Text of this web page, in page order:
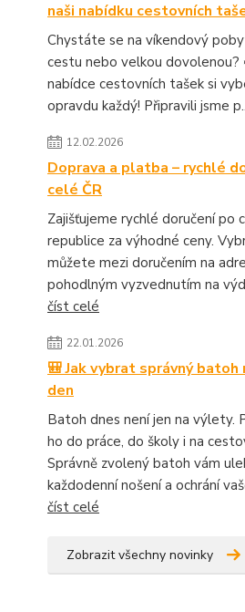
naši nabídku cestovních
Chystáte se na víkendový
cestu nebo velkou
nabídce cestovních tašek si
opravdu každý! Připravili jsme
12.02.2026
Doprava a platba – rychlé
celé ČR
Zajišťujeme rychlé doručení po
republice za výhodné ceny.
můžete mezi doručením na
pohodlným vyzvednutím na
číst celé
22.01.2026
🎒 Jak vybrat správný batoh
den
Batoh dnes není jen na výlety.
ho do práce, do školy i na
Správně zvolený batoh vám
každodenní nošení a ochrání
číst celé
Zobrazit všechny novinky